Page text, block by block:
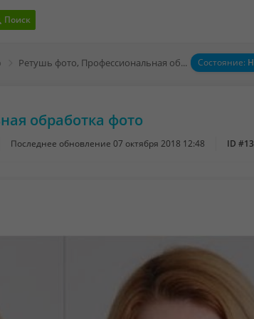
Поиск
Ретушь фото, Профессиональная обработка фото Состояние:
обработка фото
Последнее обновление 07 октября 2018 12:48 ID